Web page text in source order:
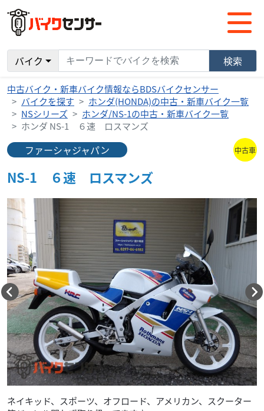
バイク 検索
中古バイク・新車バイク情報ならBDSバイクセンサー
バイクを探す
ホンダ(HONDA)の中古・新車バイク一覧
NSシリーズ
ホンダ/NS-1の中古・新車バイク一覧
ホンダ NS-1 ６速 ロスマンズ
ファーシャジャパン 中古車
NS-1 ６速 ロスマンズ
ネイキッド、スポーツ、オフロード、アメリカン、スクーター